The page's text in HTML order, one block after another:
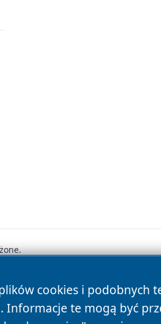
cookies i podobnych
Informacje te mogą być